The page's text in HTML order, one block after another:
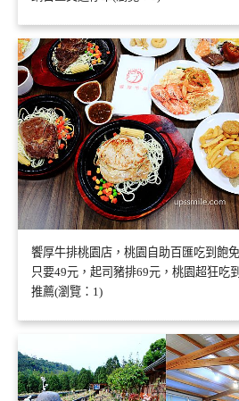
饗厚牛排桃園店，桃園自助百匯吃到飽
只要49元，起司豬排69元，桃園超狂吃
推薦(瀏覽：1)